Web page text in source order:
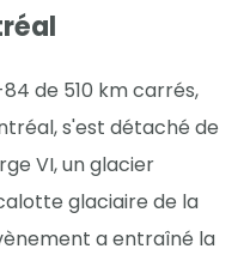
de 510 km carrés,
s'est détaché de
VI, un glacier
glaciaire de la
a entraîné la